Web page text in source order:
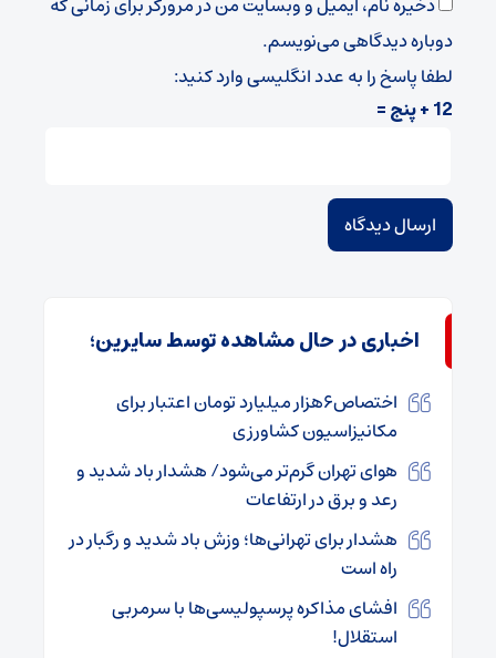
دوباره دیدگاهی می‌نویسم.
لطفا پاسخ را به عدد انگلیسی وارد کنید:
12 + پنج =
اخباری در حال مشاهده توسط سایرین؛
اختصاص۶هزار میلیارد تومان اعتبار برای
مکانیزاسیون کشاورزی
هوای تهران گرم‌تر می‌شود/ هشدار باد شدید و
رعد و برق در ارتفاعات
هشدار برای تهرانی‌ها؛ وزش باد شدید و رگبار در
راه است
افشای مذاکره پرسپولیسی‌ها با سرمربی
استقلال!